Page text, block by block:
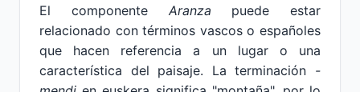
El componente Aranza puede estar
relacionado con términos vascos o españoles
que hacen referencia a un lugar o una
característica del paisaje. La terminación -